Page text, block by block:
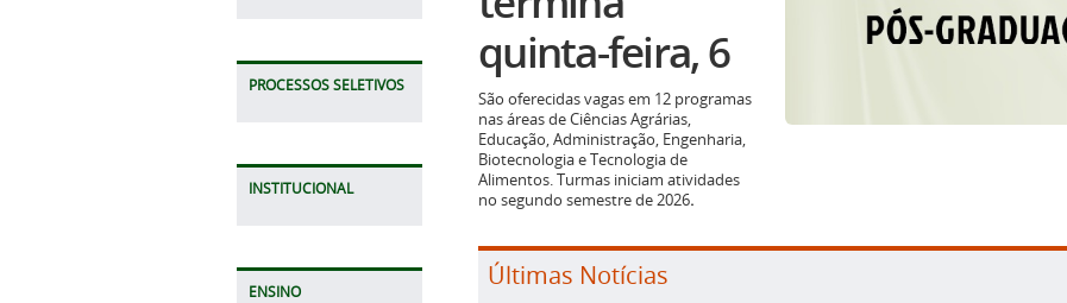
PROCESSOS SELETIVOS
INSTITUCIONAL
ENSINO
quinta-feira, 6
São oferecidas vagas em 12 programas
nas áreas de Ciências Agrárias,
Educação, Administração, Engenharia,
Biotecnologia e Tecnologia de
Alimentos. Turmas iniciam atividades
no segundo semestre de 2026.
Últimas Notícias